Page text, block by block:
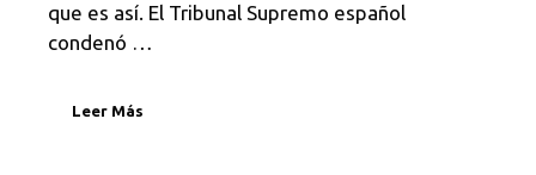
que es así. El Tribunal Supremo español
condenó …
Leer Más